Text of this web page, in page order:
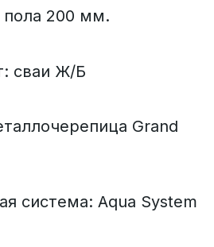
пола 200 мм.
сваи Ж/Б
Grand
система: Aqua System